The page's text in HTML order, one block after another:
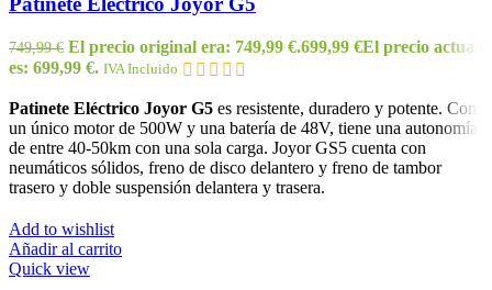
749,99€ El precio original era: 749,99 €.699,99 €El precio actual
es: 699,99 €. IVA Incluido
Patinete Eléctrico Joyor G5 es resistente, duradero y potente. Con
un único motor de 500W y una batería de 48V, tiene una autonomía
de entre 40-50km con una sola carga. Joyor GS5 cuenta con
neumáticos sólidos, freno de disco delantero y freno de tambor
trasero y doble suspensión delantera y trasera.
Add to wishlist
Añadir al carrito
Quick view